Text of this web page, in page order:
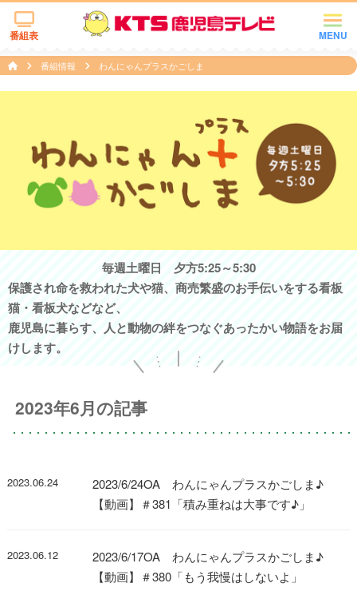
MENU
番組表
番組情報 わんにゃんプラスかごしま
毎週土曜日 夕方5:25～5:30
保護され命を救われた犬や猫、商売繁盛のお手伝いをする看板
猫・看板犬などなど、
鹿児島に暮らす、人と動物の絆をつなぐあったかい物語をお届
けします。
2023年6月の記事
2023.06.24
2023/6/24OA わんにゃんプラスかごしま♪
【動画】＃381「積み重ねは大事です♪」
2023.06.12
2023/6/17OA わんにゃんプラスかごしま♪
【動画】＃380「もう我慢はしないよ」